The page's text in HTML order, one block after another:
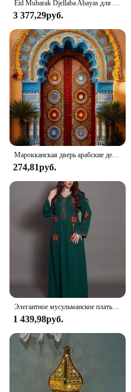
Eid Mubarak Djellaba Abayas для женщин, марокканский кафтан, праздничное платье, мусульманская Абая, Дубай, Турция, кафтан Джалабия, халат, арабское платье
3 377,29руб.
Марокканская дверь арабские декоративные картины на холсте Исламская архитектура плакаты настенные художественные принты для гостиной домашний декор
274,81руб.
Элегантное мусульманское платье с вышивкой для женщин Jalabiya Abaya Рамадан Длинные платья Abayas женское кимоно халат марокканский кафтан Платья
1 439,98руб.